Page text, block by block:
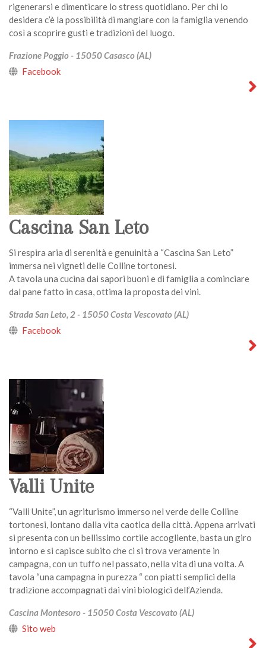
rigenerarsi e dimenticare lo stress quotidiano. Per chi lo
desidera c’è la possibilità di mangiare con la famiglia venendo
così a scoprire gusti e tradizioni del luogo.
Frazione Poggio - 15050 Casasco (AL)
Facebook
Cascina San Leto
Si respira aria di serenità e genuinità a “Cascina San Leto”
immersa nei vigneti delle Colline tortonesi.
A tavola una cucina dai sapori buoni e di famiglia a cominciare
dal pane fatto in casa, ottima la proposta dei vini.
Strada San Leto, 2 - 15050 Costa Vescovato (AL)
Facebook
Valli Unite
“Valli Unite”, un agriturismo immerso nel verde delle Colline
tortonesi, lontano dalla vita caotica della città. Appena arrivati
si presenta con un bellissimo cortile accogliente, basta un giro
intorno e si capisce subito che ci si trova veramente in
campagna, con un tuffo nel passato, nella vita di una volta. A
tavola “una campagna in purezza “ con piatti semplici della
tradizione accompagnati dai vini biologici dell’Azienda.
Cascina Montesoro - 15050 Costa Vescovato (AL)
Sito web